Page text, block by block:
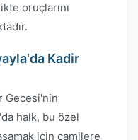
oruçlarını
Kadir
Gecesi'nin
halk, bu özel
için camilere